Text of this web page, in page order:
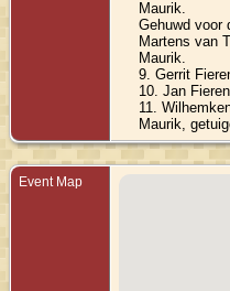
Maurik.
Gehuwd voor
Martens van
Maurik.
9. Gerrit
10. Jan
11.
Maurik,
Event Map